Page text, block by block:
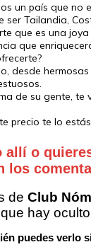
un país que no
ser Tailandia,
que es una
que
desde
de su gente, te
precio te lo
allí o
los
de Club
hay
puedes verlo